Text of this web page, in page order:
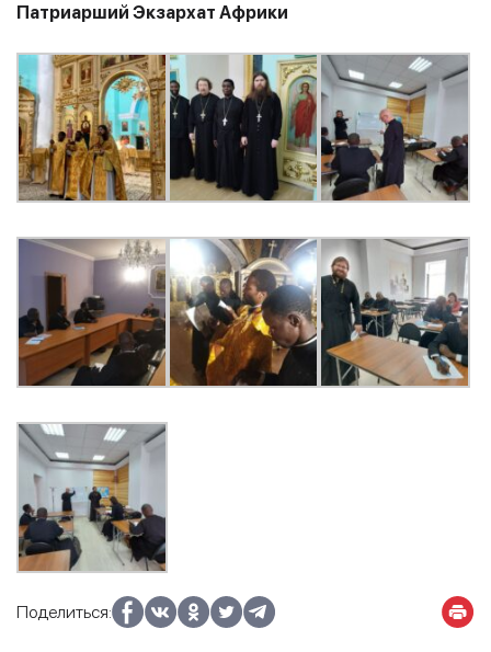
Патриарший Экзархат Африки
Поделиться: